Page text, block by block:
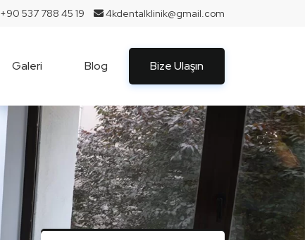
+90 537 788 45 19 4kdentalklinik@gmail.com
Galeri Blog Bize Ulaşın